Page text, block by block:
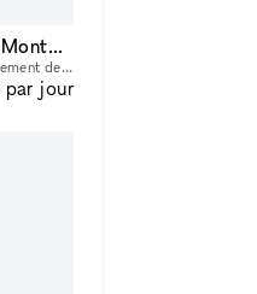
Un espace artistique dans le Montmartre
Mspace est situé dans le 18e arrondissement de Paris, au pied de la charmante zone artistique et commerciale de Montmartre. Un emplacement exceptionnel au cœur de Paris, à deux pas de Montmartre Des
par jour